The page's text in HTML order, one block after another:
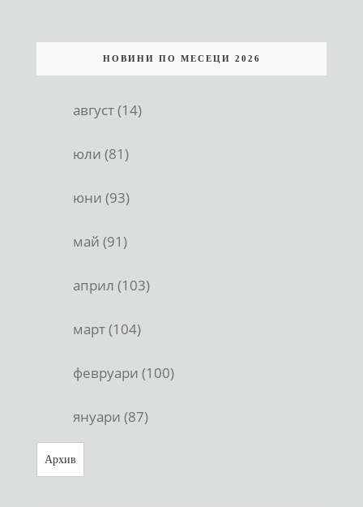
НОВИНИ ПО МЕСЕЦИ 2026
август (14)
юли (81)
юни (93)
май (91)
април (103)
март (104)
февруари (100)
януари (87)
Архив